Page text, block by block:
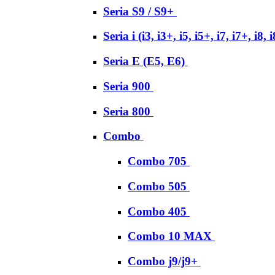
Seria S9 / S9+
Seria i (i3, i3+, i5, i5+, i7, i7+, i8,
Seria E (E5, E6)
Seria 900
Seria 800
Combo
Combo 705
Combo 505
Combo 405
Combo 10 MAX
Combo j9/j9+